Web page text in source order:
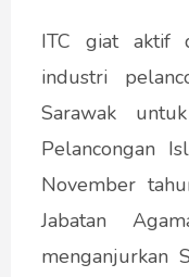
ITC giat aktif
industri
Sarawak
Pelancongan
November
Jabatan
menganjurkan